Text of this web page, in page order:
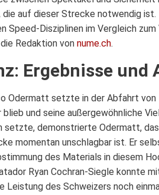
auf dieser Strecke notwendig
Speed-Disziplinen im Vergleich
Redaktion von nume.ch.
Ergebnisse und
Odermatt setzte in der Abfahrt
blieb und seine außergewöhnliche
setzte, demonstrierte Odermatt,
momentan unschlagbar ist. Er
des Materials in diesem
Ryan Cochran-Siegle konnte
Leistung des Schweizers noch